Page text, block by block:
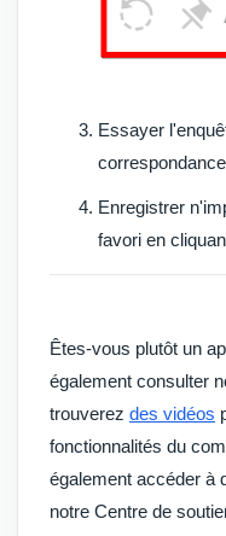
Essayer l'
Enregistrer
favori en
Êtes-vous plutôt un
également consulter
trouverez des vidéos
fonctionnalités du
également accéder à
notre Centre de